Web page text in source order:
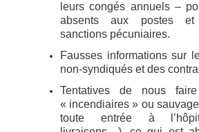
leurs congés annuels –
absents aux postes et
sanctions pécuniaires.
Fausses informations sur
non-syndiqués et des
Tentatives de nous
« incendiaires » ou
toute entrée à